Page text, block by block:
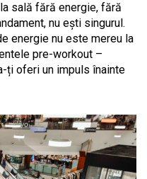
sală fără energie, fără
nu ești singurul.
energie nu este mereu la
pre-workout –
ți oferi un impuls înainte